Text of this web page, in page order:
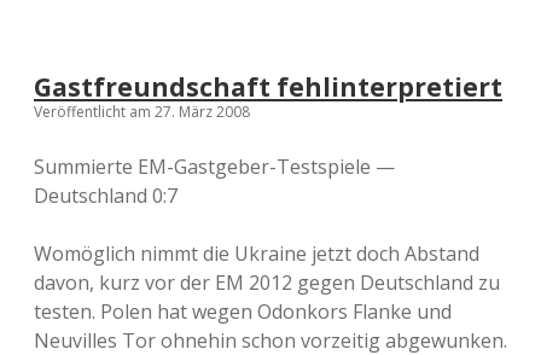
Gastfreundschaft fehlinterpretiert
Veröffentlicht am 27. März 2008
Summierte EM-Gastgeber-Testspiele —
Deutschland 0:7
Womöglich nimmt die Ukraine jetzt doch Abstand
davon, kurz vor der EM 2012 gegen Deutschland zu
testen. Polen hat wegen Odonkors Flanke und
Neuvilles Tor ohnehin schon vorzeitig abgewunken.